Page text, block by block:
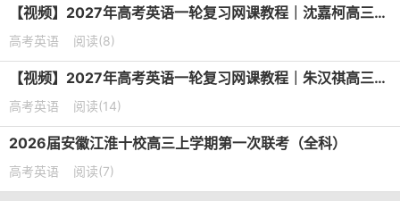
【视频】2027年高考英语一轮复习网课教程｜沈嘉柯高三英语上学期暑假班视频教程
高考英语 阅读(8)
【视频】2027年高考英语一轮复习网课教程｜朱汉祺高三英语上学期暑假班视频教程
高考英语 阅读(14)
2026届安徽江淮十校高三上学期第一次联考（全科）
高考英语 阅读(7)